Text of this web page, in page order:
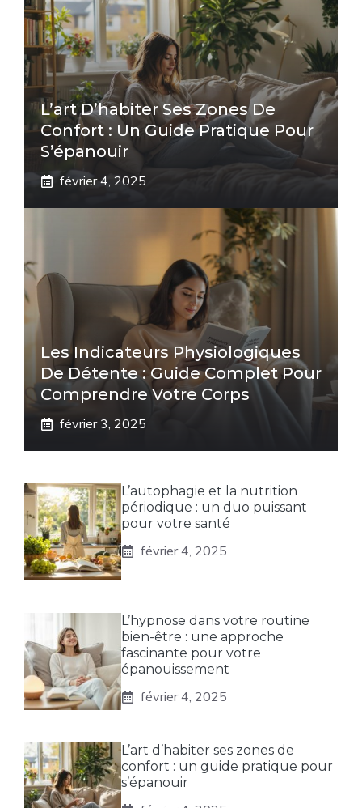
L’art D’habiter Ses Zones De
Confort : Un Guide Pratique Pour
S’épanouir
février 4, 2025
Les Indicateurs Physiologiques
De Détente : Guide Complet Pour
Comprendre Votre Corps
février 3, 2025
L’autophagie et la nutrition
périodique : un duo puissant
pour votre santé
février 4, 2025
L’hypnose dans votre routine
bien-être : une approche
fascinante pour votre
épanouissement
février 4, 2025
L’art d’habiter ses zones de
confort : un guide pratique pour
s’épanouir